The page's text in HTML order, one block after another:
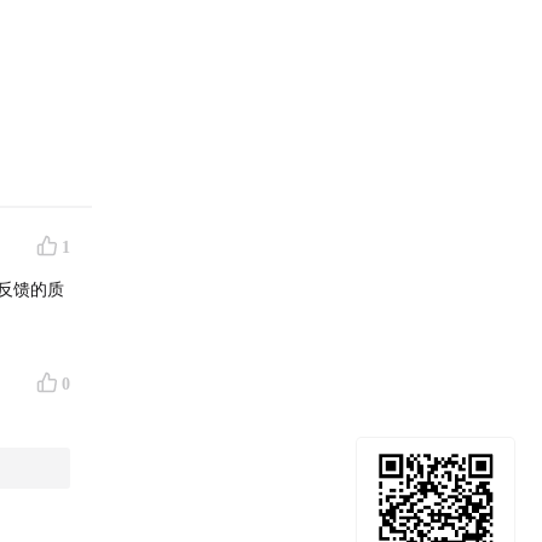
1
馈的质
0